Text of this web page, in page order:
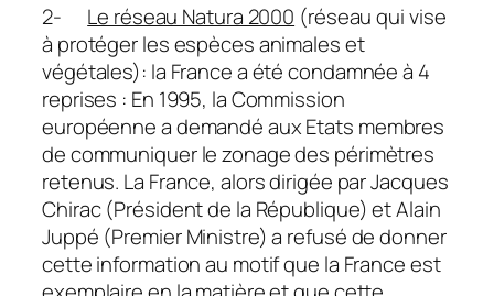
2- Le réseau Natura 2000 (réseau qui vise
à protéger les espèces animales et
végétales): la France a été condamnée à 4
reprises : En 1995, la Commission
européenne a demandé aux Etats membres
de communiquer le zonage des périmètres
retenus. La France, alors dirigée par Jacques
Chirac (Président de la République) et Alain
Juppé (Premier Ministre) a refusé de donner
cette information au motif que la France est